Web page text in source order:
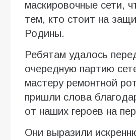
маскировочные сети,
тем, кто стоит на
Родины.
Ребятам удалось
очередную партию
мастеру ремонтной
пришли слова
от наших героев на
Они выразили